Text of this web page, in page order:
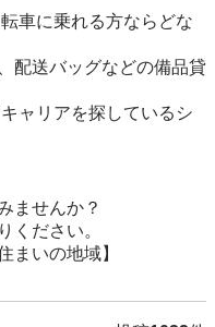
車に乗れる方ならどな
配送バッグなどの備品貸
ャリアを探しているシ
ませんか？
ください。
まいの地域】